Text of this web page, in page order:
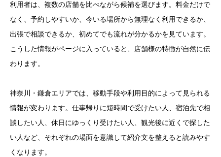
利用者は、複数の店舗を比べながら候補を選びます。料金だけで
なく、予約しやすいか、今いる場所から無理なく利用できるか、
出張で相談できるか、初めてでも流れが分かるかを見ています。
こうした情報がページに入っていると、店舗様の特徴が自然に伝
わります。
神奈川・鎌倉エリアでは、移動手段や利用目的によって見られる
情報が変わります。仕事帰りに短時間で受けたい人、宿泊先で相
談したい人、休日にゆっくり受けたい人、観光後に近くで探した
い人など、それぞれの場面を意識して紹介文を整えると読みやす
くなります。